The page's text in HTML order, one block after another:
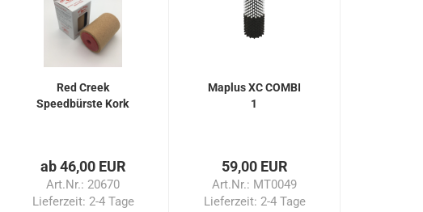
Red Creek
Speedbürste Kork
ab 46,00 EUR
Art.Nr.: 20670
Lieferzeit: 2-4 Tage
Maplus XC COMBI
1
59,00 EUR
Art.Nr.: MT0049
Lieferzeit: 2-4 Tage